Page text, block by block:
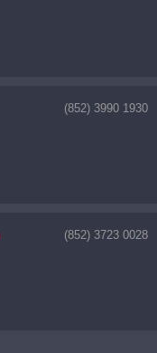
(852) 3990 1930
(852) 3723 0028